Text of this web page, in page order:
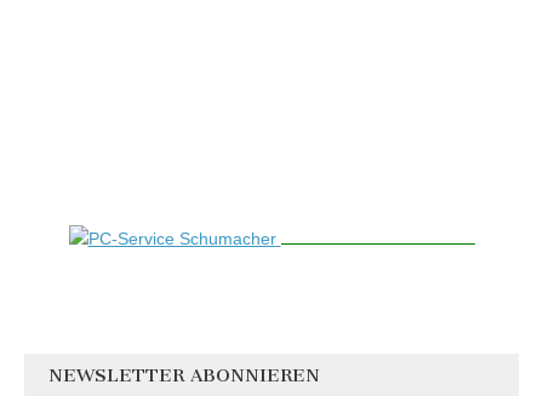
NEWSLETTER ABONNIEREN